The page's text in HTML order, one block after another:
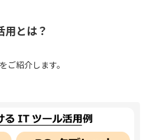
とは？
ご紹介します。